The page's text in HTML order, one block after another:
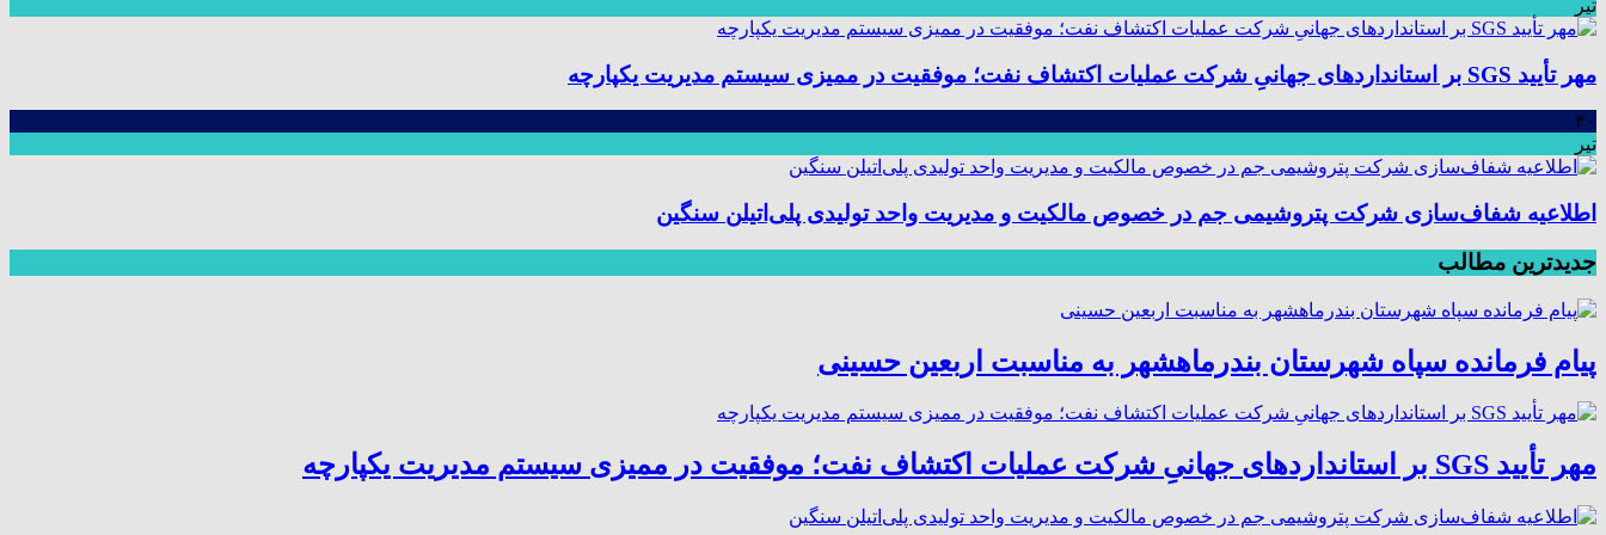
تیر
مهر تأیید SGS بر استانداردهای جهانیِ شرکت عملیات اکتشاف نفت؛ موفقیت در ممیزی سیستم مدیریت یکپارچه
۳۰
تیر
اطلاعیه شفاف‌سازی شرکت پتروشیمی جم در خصوص مالکیت و مدیریت واحد تولیدی پلی‌اتیلن سنگین
جدیدترین مطالب
پیام فرمانده سپاه شهرستان بندرماهشهر به مناسبت اربعین حسینی
مهر تأیید SGS بر استانداردهای جهانیِ شرکت عملیات اکتشاف نفت؛ موفقیت در ممیزی سیستم مدیریت یکپارچه